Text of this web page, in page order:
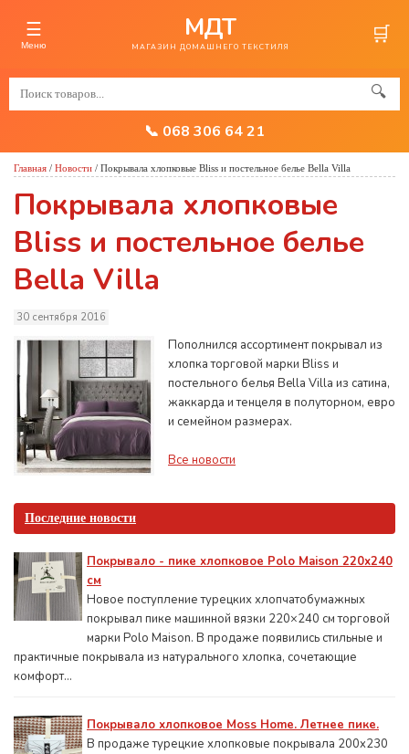
☰
Меню
МДТ
МАГАЗИН ДОМАШНЕГО ТЕКСТИЛЯ 🛒
🔍
📞 068 306 64 21
Последние новости
Покрывало - пике хлопковое Polo Maison 220х240
см
Новое поступление турецких хлопчатобумажных
покрывал пике машинной вязки 220×240 см торговой
марки Polo Maison. В продаже появились стильные и
практичные покрывала из натурального хлопка, сочетающие
комфорт...
Покрывало хлопковое Moss Home. Летнее пике.
В продаже турецкие хлопковые покрывала 200x230
Главная / Новости / Покрывала хлопковые Bliss и постельное белье Bella Villa
Покрывала хлопковые
Bliss и постельное белье
Bella Villa
30 сентября 2016
Пополнился ассортимент покрывал из
хлопка торговой марки Bliss и
постельного белья Bella Villa из сатина,
жаккарда и тенцеля в полуторном, евро
и семейном размерах.
Все новости